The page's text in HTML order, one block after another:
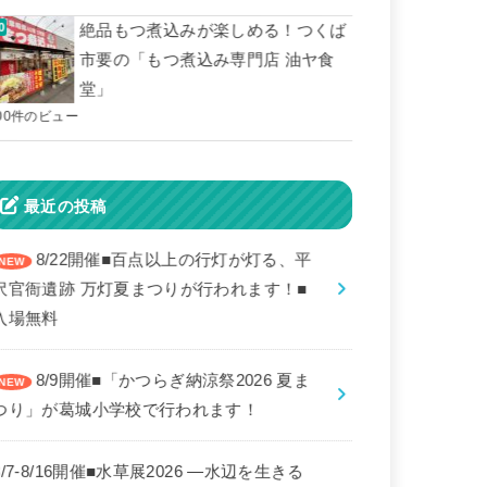
絶品もつ煮込みが楽しめる！つくば
市要の「もつ煮込み専門店 油ヤ食
堂」
件のビュー
最近の投稿
8/22開催■百点以上の行灯が灯る、平
官衙遺跡 万灯夏まつりが行われます！■
場無料
8/9開催■「かつらぎ納涼祭2026 夏ま
り」が葛城小学校で行われます！
7-8/16開催■水草展2026 ―水辺を生きる